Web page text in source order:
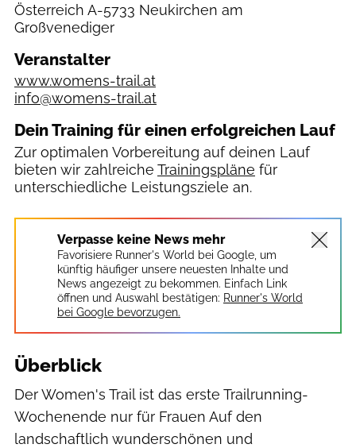
Österreich A-5733 Neukirchen am
Großvenediger
Veranstalter
www.womens-trail.at
info@womens-trail.at
Dein Training für einen erfolgreichen Lauf
Zur optimalen Vorbereitung auf deinen Lauf
bieten wir zahlreiche Trainingspläne für
unterschiedliche Leistungsziele an.
Verpasse keine News mehr
Favorisiere Runner's World bei Google, um
künftig häufiger unsere neuesten Inhalte und
News angezeigt zu bekommen. Einfach Link
öffnen und Auswahl bestätigen: Runner's World
bei Google bevorzugen.
Überblick
Der Women's Trail ist das erste Trailrunning-
Wochenende nur für Frauen Auf den
landschaftlich wunderschönen und